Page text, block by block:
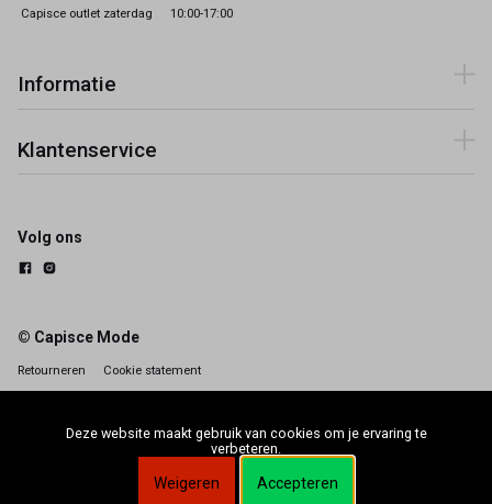
Capisce outlet zaterdag
10:00-17:00
Informatie
Klantenservice
Volg ons
© Capisce Mode
Retourneren Cookie statement
Deze website maakt gebruik van cookies om je ervaring te
verbeteren.
Weigeren Accepteren